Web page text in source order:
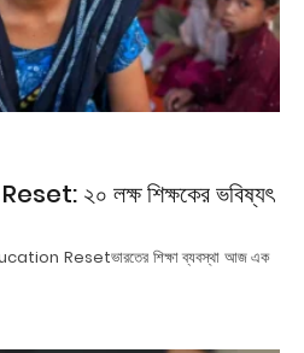
২০ লক্ষ শিক্ষকের ভবিষ্যৎ
Resetভারতের শিক্ষা ব্যবস্থা আজ এক